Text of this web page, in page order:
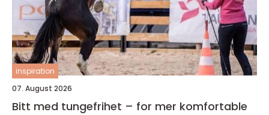
inspiration
07. August 2026
Bitt med tungefrihet – for mer komfortable